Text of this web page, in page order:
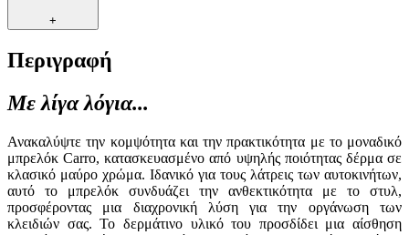
+
Περιγραφή
Με λίγα λόγια...
Ανακαλύψτε την κομψότητα και την πρακτικότητα με το μοναδικό
μπρελόκ Carro, κατασκευασμένο από υψηλής ποιότητας δέρμα σε
κλασικό μαύρο χρώμα. Ιδανικό για τους λάτρεις των αυτοκινήτων,
αυτό το μπρελόκ συνδυάζει την ανθεκτικότητα με το στυλ,
προσφέροντας μια διαχρονική λύση για την οργάνωση των
κλειδιών σας. Το δερμάτινο υλικό του προσδίδει μια αίσθηση